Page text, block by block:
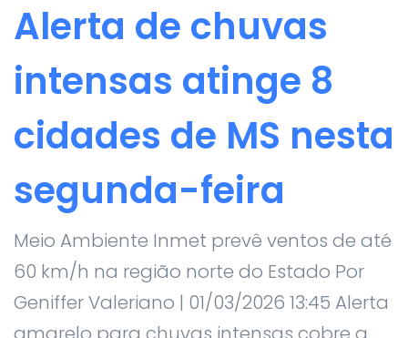
Alerta de chuvas
intensas atinge 8
cidades de MS nesta
segunda-feira
Meio Ambiente Inmet prevê ventos de até
60 km/h na região norte do Estado Por
Geniffer Valeriano | 01/03/2026 13:45 Alerta